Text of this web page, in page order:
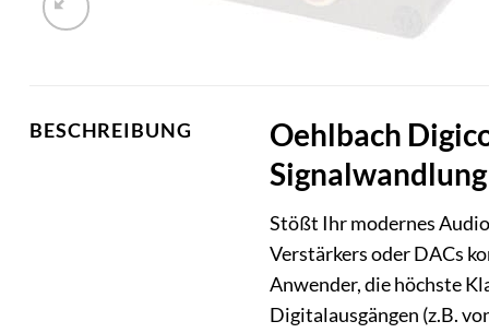
BESCHREIBUNG
Oehlbach
Stößt Ihr modernes
Verstärkers oder DACs
Anwender, die höchste
Digitalausgängen (z.B.